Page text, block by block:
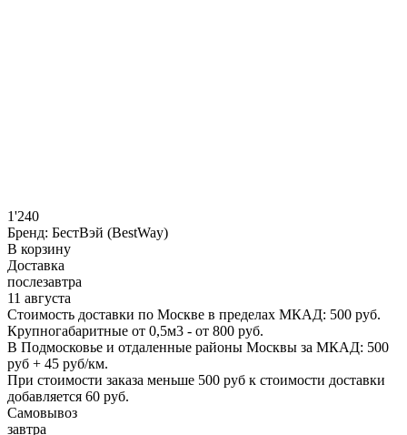
1'240
Бренд: БестВэй (BestWay)
В корзину
Доставка
послезавтра
11 августа
Стоимость доставки по Москве в пределах МКАД: 500 руб.
Крупногабаритные от 0,5м3 - от 800 руб.
В Подмосковье и отдаленные районы Москвы за МКАД: 500
руб + 45 руб/км.
При стоимости заказа меньше 500 руб к стоимости доставки
добавляется 60 руб.
Самовывоз
завтра